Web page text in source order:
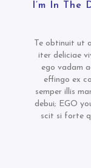
I’m In The
Te obtinuit ut
iter deliciae
ego vadam
effingo ex
semper illis
debui; EGO
scit si forte